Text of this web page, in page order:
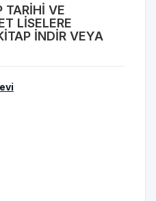
TARIHI VE
LISELERE
INDIR VEYA